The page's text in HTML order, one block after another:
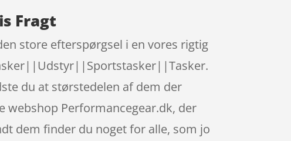
Fragt
store efterspørgsel i en vores rigtig
du at størstedelen af dem der
webshop Performancegear.dk, der
dem finder du noget for alle, som jo